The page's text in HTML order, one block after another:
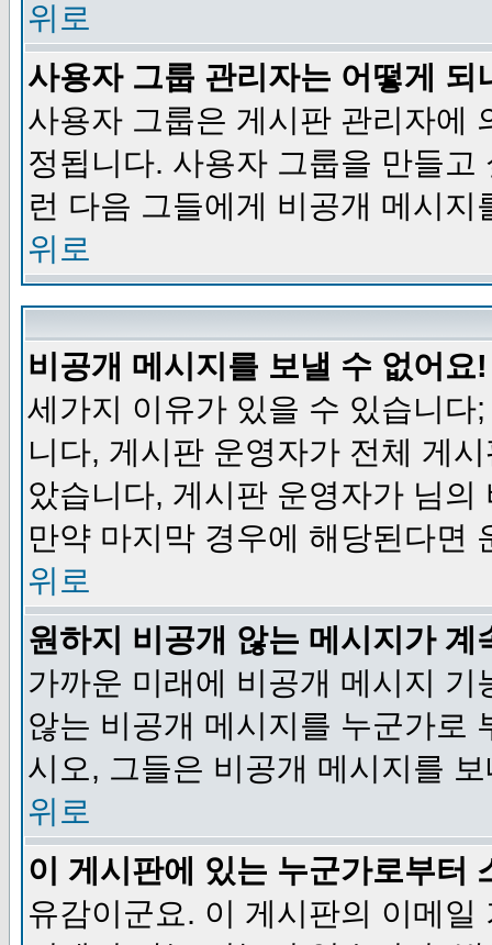
위로
사용자 그룹 관리자는 어떻게 되
사용자 그룹은 게시판 관리자에
정됩니다. 사용자 그룹을 만들
런 다음 그들에게 비공개 메시지
위로
비공개 메시지를 보낼 수 없어요!
세가지 이유가 있을 수 있습니
니다, 게시판 운영자가 전체 게
았습니다, 게시판 운영자가 님
만약 마지막 경우에 해당된다면
위로
원하지 비공개 않는 메시지가 계
가까운 미래에 비공개 메시지
않는 비공개 메시지를 누군가로
시오, 그들은 비공개 메시지를
위로
이 게시판에 있는 누군가로부터
유감이군요. 이 게시판의 이메